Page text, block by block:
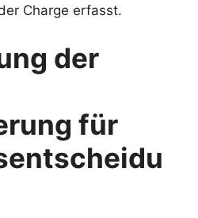
Charge erfasst.
der
für